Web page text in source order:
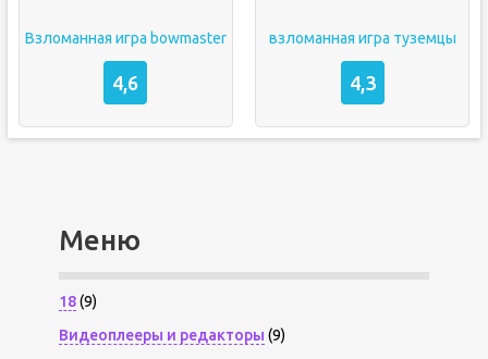
Взломанная игра bowmaster
4,6
взломанная игра туземцы
4,3
Меню
18(9)
Видеоплееры и редакторы (9)